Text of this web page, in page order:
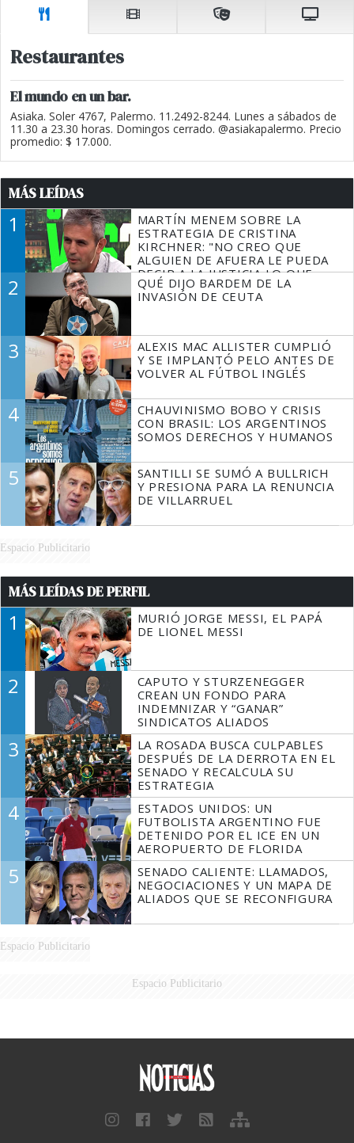
Restaurantes
El mundo en un bar.
Asiaka. Soler 4767, Palermo. 11.2492-8244. Lunes a sábados de
11.30 a 23.30 horas. Domingos cerrado. @asiakapalermo. Precio
promedio: $ 17.000.
MÁS LEÍDAS
1
MARTÍN MENEM SOBRE LA
ESTRATEGIA DE CRISTINA
KIRCHNER: "NO CREO QUE
ALGUIEN DE AFUERA LE PUEDA
DECIR A LA JUSTICIA LO QUE
TIENE QUE HACER"
2
QUÉ DIJO BARDEM DE LA
INVASIÓN DE CEUTA
3
ALEXIS MAC ALLISTER CUMPLIÓ
Y SE IMPLANTÓ PELO ANTES DE
VOLVER AL FÚTBOL INGLÉS
4
CHAUVINISMO BOBO Y CRISIS
CON BRASIL: LOS ARGENTINOS
SOMOS DERECHOS Y HUMANOS
5
SANTILLI SE SUMÓ A BULLRICH
Y PRESIONA PARA LA RENUNCIA
DE VILLARRUEL
Espacio Publicitario
MÁS LEÍDAS DE PERFIL
1
MURIÓ JORGE MESSI, EL PAPÁ
DE LIONEL MESSI
2
CAPUTO Y STURZENEGGER
CREAN UN FONDO PARA
INDEMNIZAR Y “GANAR”
SINDICATOS ALIADOS
3
LA ROSADA BUSCA CULPABLES
DESPUÉS DE LA DERROTA EN EL
SENADO Y RECALCULA SU
ESTRATEGIA
4
ESTADOS UNIDOS: UN
FUTBOLISTA ARGENTINO FUE
DETENIDO POR EL ICE EN UN
AEROPUERTO DE FLORIDA
5
SENADO CALIENTE: LLAMADOS,
NEGOCIACIONES Y UN MAPA DE
ALIADOS QUE SE RECONFIGURA
Espacio Publicitario
Espacio Publicitario